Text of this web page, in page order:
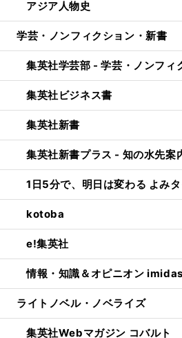
アジア人物史
学芸・ノンフィクション・新書
集英社学芸部 - 学芸・ノンフィ
集英社ビジネス書
集英社新書
集英社新書プラス - 知の水先案
1日5分で、明日は変わる よみ
kotoba
e!集英社
情報・知識＆オピニオン imidas
ライトノベル・ノベライズ
集英社Webマガジン コバルト